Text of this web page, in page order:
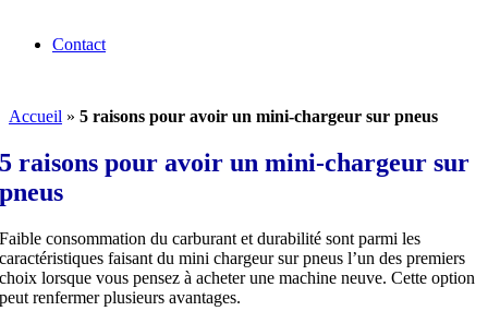
Contact
Accueil » 5 raisons pour avoir un mini-chargeur sur pneus
5 raisons pour avoir un mini-chargeur sur
pneus
Faible consommation du carburant et durabilité sont parmi les
caractéristiques faisant du mini chargeur sur pneus l’un des premiers
choix lorsque vous pensez à acheter une machine neuve. Cette option
peut renfermer plusieurs avantages.